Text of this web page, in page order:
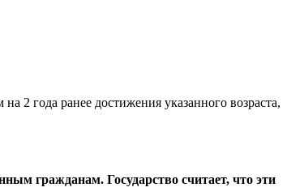
2 года ранее достижения указанного возраста,
гражданам. Государство считает, что эти